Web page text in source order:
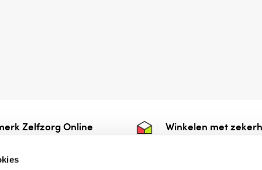
Zelfzorg Online Winkelen met